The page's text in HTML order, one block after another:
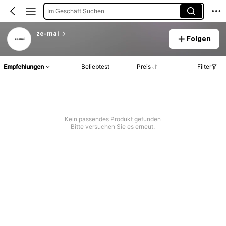
Im Geschäft Suchen
ze-mai
Folgen
Empfehlungen Beliebtest Preis Filter
Kein passendes Produkt gefunden
Bitte versuchen Sie es erneut.